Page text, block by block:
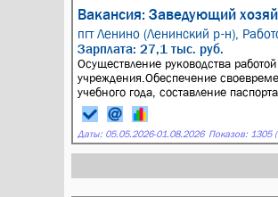
Вакансия: Заведующий
пгт Ленино (Ленинский р-н),
Зарплата: 27,1 тыс. руб.
Осуществление руководства
учреждения.Обеспечение
учебного года, составление
Даты: 05.05.2026-01.08.2026 Показов: 1305